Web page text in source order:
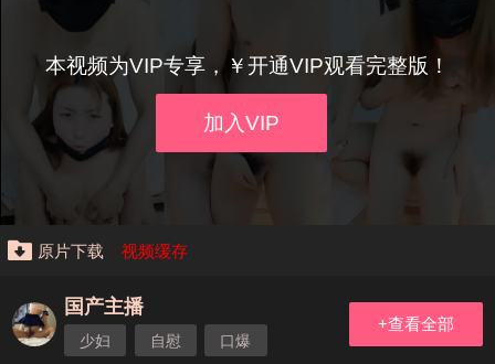
本视频为VIP专享，￥开通VIP观看完整版！
加入VIP
原片下载 视频缓存
国产主播
少妇 自慰 口爆
+查看全部